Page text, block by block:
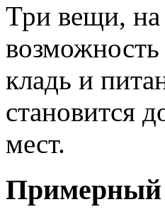
Три вещи, на
кладь и
становится
мест.
Примерный